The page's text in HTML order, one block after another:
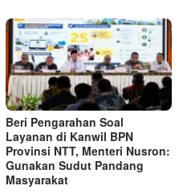
Beri Pengarahan Soal
Layanan di Kanwil BPN
Provinsi NTT, Menteri Nusron:
Gunakan Sudut Pandang
Masyarakat